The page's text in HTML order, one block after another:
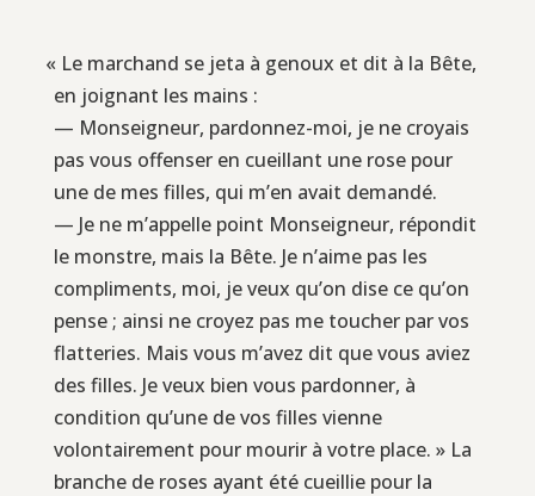
« Le marchand se jeta à genoux et dit à la Bête,
en joignant les mains :
— Monseigneur, pardonnez-moi, je ne croyais
pas vous offenser en cueillant une rose pour
une de mes filles, qui m’en avait demandé.
— Je ne m’appelle point Monseigneur, répondit
le monstre, mais la Bête. Je n’aime pas les
compliments, moi, je veux qu’on dise ce qu’on
pense ; ainsi ne croyez pas me toucher par vos
flatteries. Mais vous m’avez dit que vous aviez
des filles. Je veux bien vous pardonner, à
condition qu’une de vos filles vienne
volontairement pour mourir à votre place. » La
branche de roses ayant été cueillie pour la